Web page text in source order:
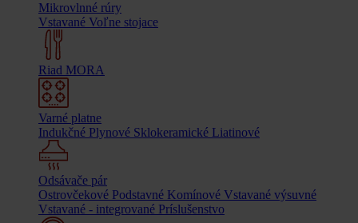
Mikrovlnné rúry
Vstavané Voľne stojace
Riad MORA
Varné platne
Indukčné Plynové Sklokeramické Liatinové
Odsávače pár
Ostrovčekové Podstavné Komínové Vstavané výsuvné
Vstavané - integrované Príslušenstvo